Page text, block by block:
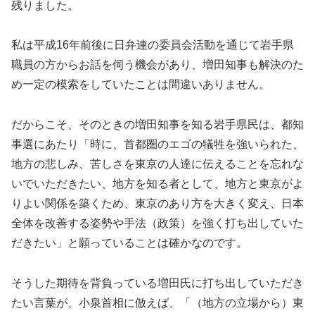
残りました。
私は平成16年前後に日弁連の委員会活動を通じて岩手県
職員の方からお話を伺う機会があり、増田知事も解決のた
め一定の模索をしていたことは間違いありません。
だからこそ、そのときの増田知事を知る岩手県民は、都知
事選にあたり「時に、首都圏のエゴの犠牲を強いられた、
地方の悲しみ、苦しさを東京の人達に伝えることを忘れな
いでいただきたい、地方を知る者として、地方と東京がよ
りよい関係を築くため、東京のあり方を大きく変え、日本
全体を改善する姿勢や手法（政策）を強く打ち出していた
だきたい」と願っていることは確かなのです。
そうした期待を背負っている増田氏に打ち出していただき
たい言葉が、小泉首相に倣えば、「（地方の立場から）東